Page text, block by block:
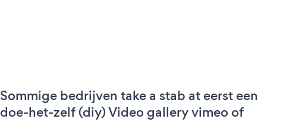
Sommige bedrijven take a stab at eerst een
doe-het-zelf (diy) Video gallery vimeo of